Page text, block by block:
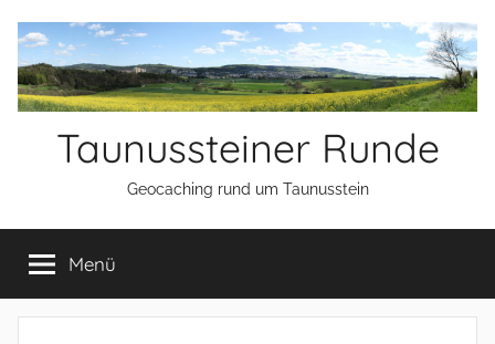
Inhalt
springen
Taunussteiner Runde
Geocaching rund um Taunusstein
Menü